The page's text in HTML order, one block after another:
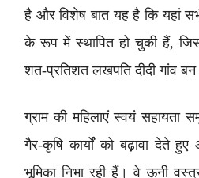
है और विशेष बात यह है कि यहां
के रूप में स्थापित हो चुकी हैं,
शत-प्रतिशत लखपति दीदी गांव बन
ग्राम की महिलाएं स्वयं सहायता
गैर-कृषि कार्यों को बढ़ावा देते हुए
भूमिका निभा रही हैं। वे ऊनी